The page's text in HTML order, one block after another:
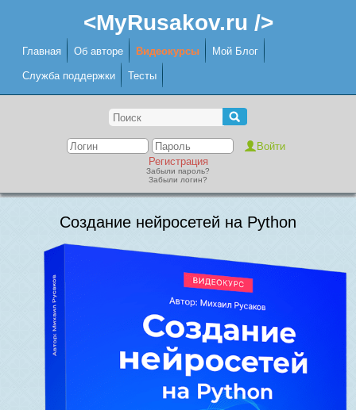
<MyRusakov.ru />
Главная Об авторе Видеокурсы Мой Блог
Служба поддержки Тесты
Регистрация
Забыли пароль?
Забыли логин?
Создание нейросетей на Python